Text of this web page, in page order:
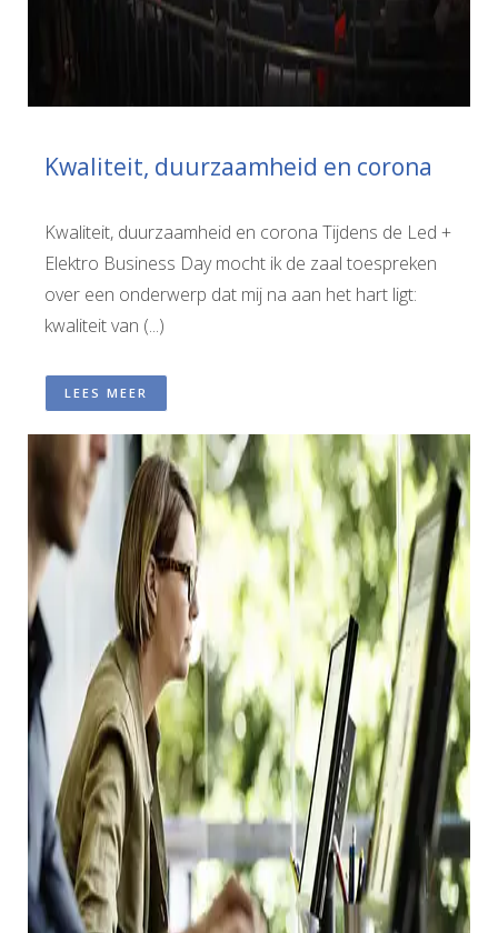
Kwaliteit, duurzaamheid en corona
Kwaliteit, duurzaamheid en corona Tijdens de Led +
Elektro Business Day mocht ik de zaal toespreken
over een onderwerp dat mij na aan het hart ligt:
kwaliteit van (...)
LEES MEER